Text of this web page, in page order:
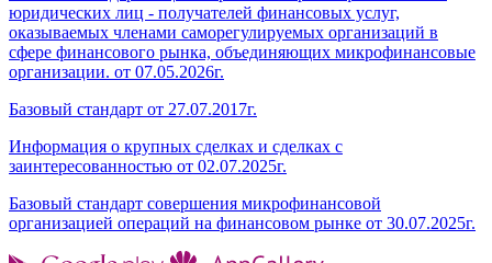
юридических лиц - получателей финансовых услуг,
оказываемых членами саморегулируемых организаций в
сфере финансового рынка, объединяющих микрофинансовые
организации. от 07.05.2026г.
Базовый стандарт от 27.07.2017г.
Информация о крупных сделках и сделках с
заинтересованностью от 02.07.2025г.
Базовый стандарт совершения микрофинансовой
организацией операций на финансовом рынке от 30.07.2025г.